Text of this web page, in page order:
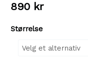
890 kr
Størrelse